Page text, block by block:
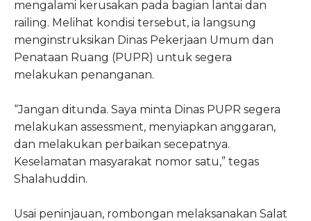
mengalami kerusakan pada bagian lantai dan
railing. Melihat kondisi tersebut, ia langsung
menginstruksikan Dinas Pekerjaan Umum dan
Penataan Ruang (PUPR) untuk segera
melakukan penanganan.
“Jangan ditunda. Saya minta Dinas PUPR segera
melakukan assessment, menyiapkan anggaran,
dan melakukan perbaikan secepatnya.
Keselamatan masyarakat nomor satu,” tegas
Shalahuddin.
Usai peninjauan, rombongan melaksanakan Salat